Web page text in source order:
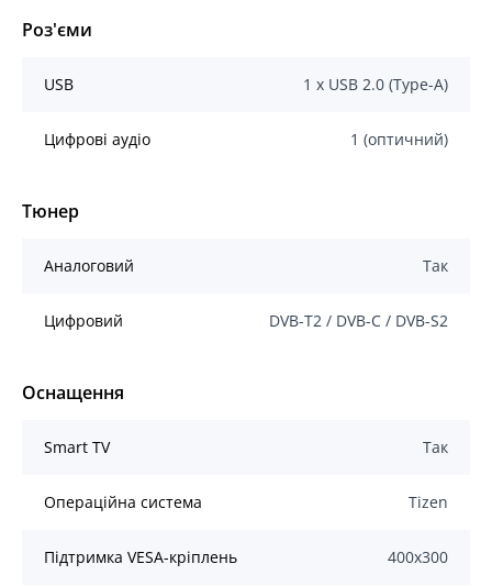
Роз'єми
USB 1 x USB 2.0 (Type-A)
Цифрові аудіо 1 (оптичний)
Тюнер
Аналоговий Так
Цифровий DVB-T2 / DVB-C / DVB-S2
Оснащення
Smart TV Так
Операційна система Tizen
Підтримка VESA-кріплень 400х300